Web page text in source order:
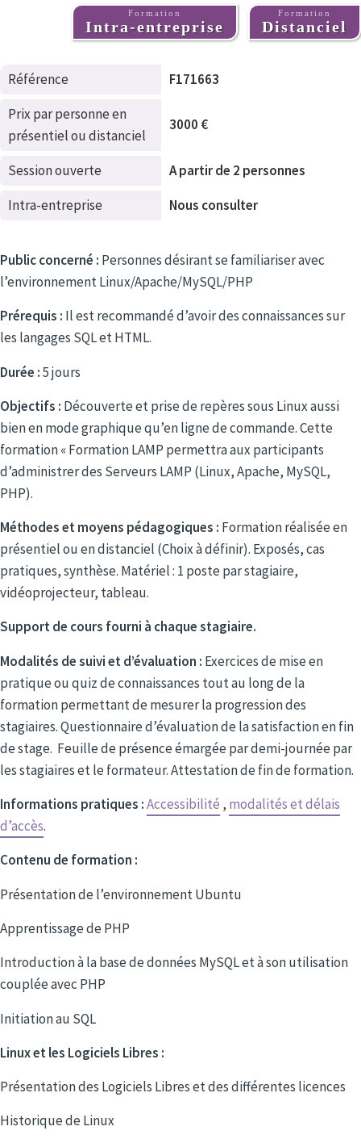
Formation
Intra-entreprise
Formation
Distanciel
Référence
F171663
Prix par personne en
présentiel ou distanciel
3000 €
Session ouverte
A partir de 2 personnes
Intra-entreprise
Nous consulter
Public concerné : Personnes désirant se familiariser avec
l’environnement Linux/Apache/MySQL/PHP
Prérequis : Il est recommandé d’avoir des connaissances sur
les langages SQL et HTML.
Durée :5 jours
Objectifs : Découverte et prise de repères sous Linux aussi
bien en mode graphique qu’en ligne de commande. Cette
formation « Formation LAMP permettra aux participants
d’administrer des Serveurs LAMP (Linux, Apache, MySQL,
PHP).
Méthodes et moyens pédagogiques : Formation réalisée en
présentiel ou en distanciel (Choix à définir). Exposés, cas
pratiques, synthèse. Matériel : 1 poste par stagiaire,
vidéoprojecteur, tableau.
Support de cours fourni à chaque stagiaire.
Modalités de suivi et d’évaluation : Exercices de mise en
pratique ou quiz de connaissances tout au long de la
formation permettant de mesurer la progression des
stagiaires. Questionnaire d’évaluation de la satisfaction en fin
de stage. Feuille de présence émargée par demi-journée par
les stagiaires et le formateur. Attestation de fin de formation.
Informations pratiques :Accessibilité , modalités et délais
d’accès.
Contenu de formation :
Présentation de l’environnement Ubuntu
Apprentissage de PHP
Introduction à la base de données MySQL et à son utilisation
couplée avec PHP
Initiation au SQL
Linux et les Logiciels Libres :
Présentation des Logiciels Libres et des différentes licences
Historique de Linux